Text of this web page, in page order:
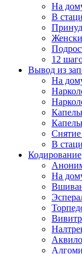
На
В
12
Вывод из
На
В
Кодирование
На